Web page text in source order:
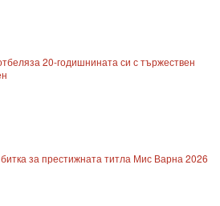
20-годишнината си с тържествен
за престижната титла Мис Варна 2026